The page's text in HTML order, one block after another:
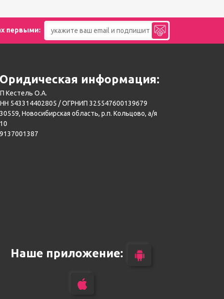
первыми:
информация:
Кестель О.А.
543314402805 / ОГРНИП 325547600139679
Новосибирская область, р.п. Кольцово, а/я
Наше приложение: